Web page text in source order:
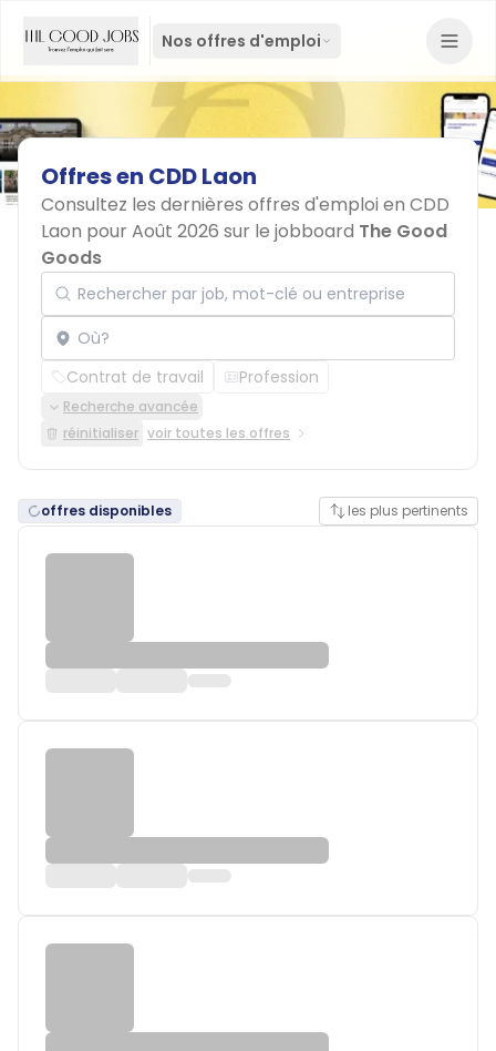
Nos offres d'emploi
Offresen CDDLaon
Consultez les dernières offres d'emploi en CDD
Laon pour Août 2026 sur le jobboard The Good
Goods
Rechercher par job, mot-clé ou entreprise
Localisation
Contrat de travail Profession
Recherche avancée
réinitialiser voir toutes les offres
offres disponibles les plus pertinents